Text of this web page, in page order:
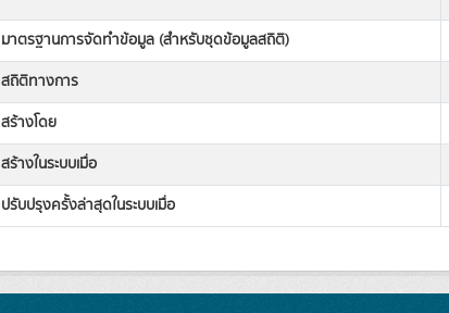
มาตรฐานการจัดทำข้อมูล (สำหรับชุดข้อมูลสถิติ)
สถิติทางการ
สร้างโดย
สร้างในระบบเมื่อ
ปรับปรุงครั้งล่าสุดในระบบเมื่อ